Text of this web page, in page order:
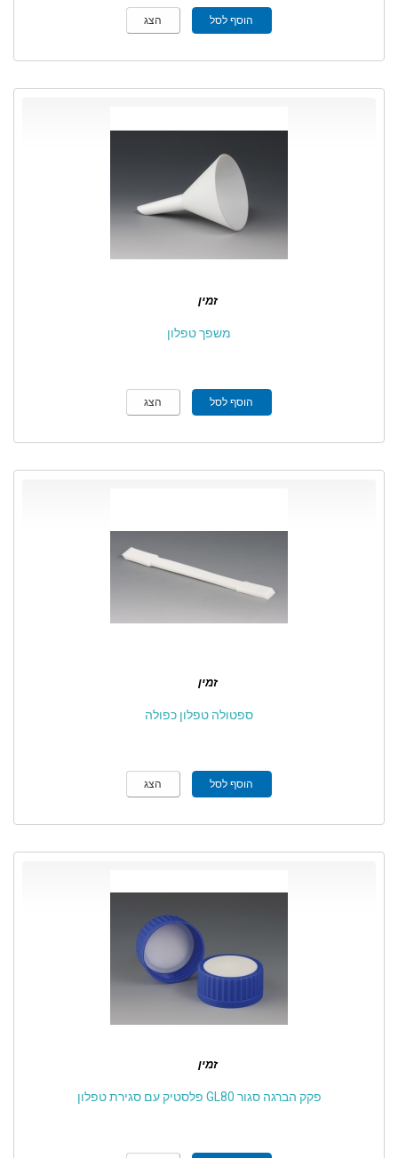
הוסף לסל הצג
זמין
משפך טפלון
הוסף לסל הצג
זמין
ספטולה טפלון כפולה
הוסף לסל הצג
זמין
פקק הברגה סגור GL80 פלסטיק עם סגירת טפלון